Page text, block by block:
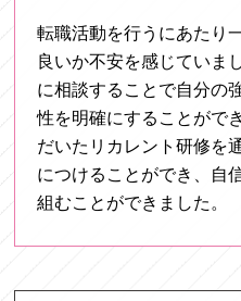
転職活動を行うにあたり
良いか不安を感じていま
に相談することで自分の
性を明確にすることがで
だいたリカレント研修を
につけることができ、自
組むことができました。